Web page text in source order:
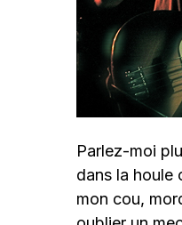
Parlez-moi
dans la houle
mon cou,